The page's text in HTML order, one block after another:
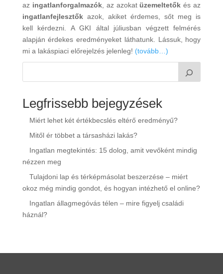
az ingatlanforgalmazók, az azokatüzemeltetők és az
ingatlanfejlesztőkazok, akiket érdemes, sőt meg is
kell kérdezni. A GKI által júliusban végzett felmérés
alapján érdekes eredményeket láthatunk. Lássuk, hogy
mi a lakáspiaci előrejelzés jelenleg! (tovább…)
Legfrissebb bejegyzések
Miért lehet két értékbecslés eltérő eredményű?
Mitől ér többet a társasházi lakás?
Ingatlan megtekintés: 15 dolog, amit vevőként mindig
nézzen meg
Tulajdoni lap és térképmásolat beszerzése – miért
okoz még mindig gondot, és hogyan intézhető el online?
Ingatlan állagmegóvás télen – mire figyelj családi
háznál?